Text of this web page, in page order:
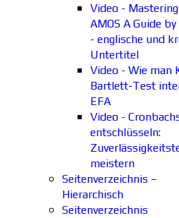
Video - Mastering
AMOS A Guide
- englische und
Untertitel
Video - Wie man
Bartlett-Test
EFA
Video -
entschlüsseln:
meistern
Seitenverzeichnis –
Hierarchisch
Seitenverzeichnis